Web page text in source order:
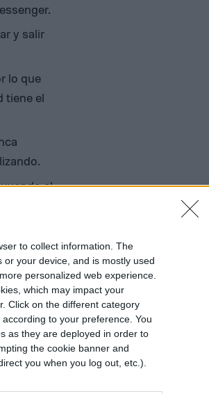
to collect information. The
your device, and is mostly used
personalized web experience.
which may impact your
Click on the different category
to your preference. You
as they are deployed in order to
the cookie banner and
you when you log out, etc.).
y salir
lo que
tiene el
el
por
donde la